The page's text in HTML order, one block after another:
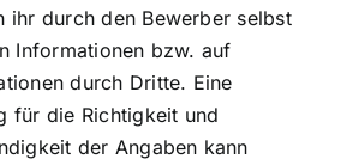
ihr durch den Bewerber selbst
Informationen bzw. auf
durch Dritte. Eine
für die Richtigkeit und
der Angaben kann